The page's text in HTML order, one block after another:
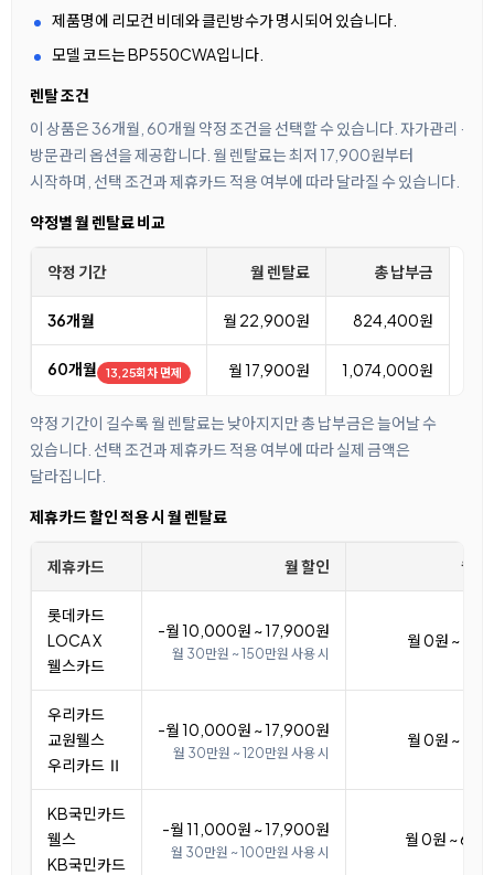
제품명에 리모컨 비데와 클린방수가 명시되어 있습니다.
모델 코드는 BP550CWA입니다.
렌탈 조건
이 상품은 36개월, 60개월 약정 조건을 선택할 수 있습니다. 자가관리 ·
방문관리 옵션을 제공합니다. 월 렌탈료는 최저 17,900원부터
시작하며, 선택 조건과 제휴카드 적용 여부에 따라 달라질 수 있습니다.
약정별 월 렌탈료 비교
약정 기간 월 렌탈료 총 납부금
36개월 월 22,900원 824,400원
60개월 13,25회차 면제 월 17,900원 1,074,000원
약정 기간이 길수록 월 렌탈료는 낮아지지만 총 납부금은 늘어날 수
있습니다. 선택 조건과 제휴카드 적용 여부에 따라 실제 금액은
달라집니다.
제휴카드 할인 적용 시 월 렌탈료
제휴카드 월 할인 월
롯데카드
LOCA X
웰스카드
-월 10,000원 ~ 17,900원
월 30만원 ~ 150만원 사용 시
월 0원 ~
우리카드
교원웰스
우리카드 Ⅱ
-월 10,000원 ~ 17,900원
월 30만원 ~ 120만원 사용 시
월 0원 ~
KB국민카드
웰스
KB국민카드
-월 11,000원 ~ 17,900원
월 30만원 ~ 100만원 사용 시
월 0원 ~